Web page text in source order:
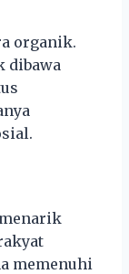
organik.
dibawa
memenuhi